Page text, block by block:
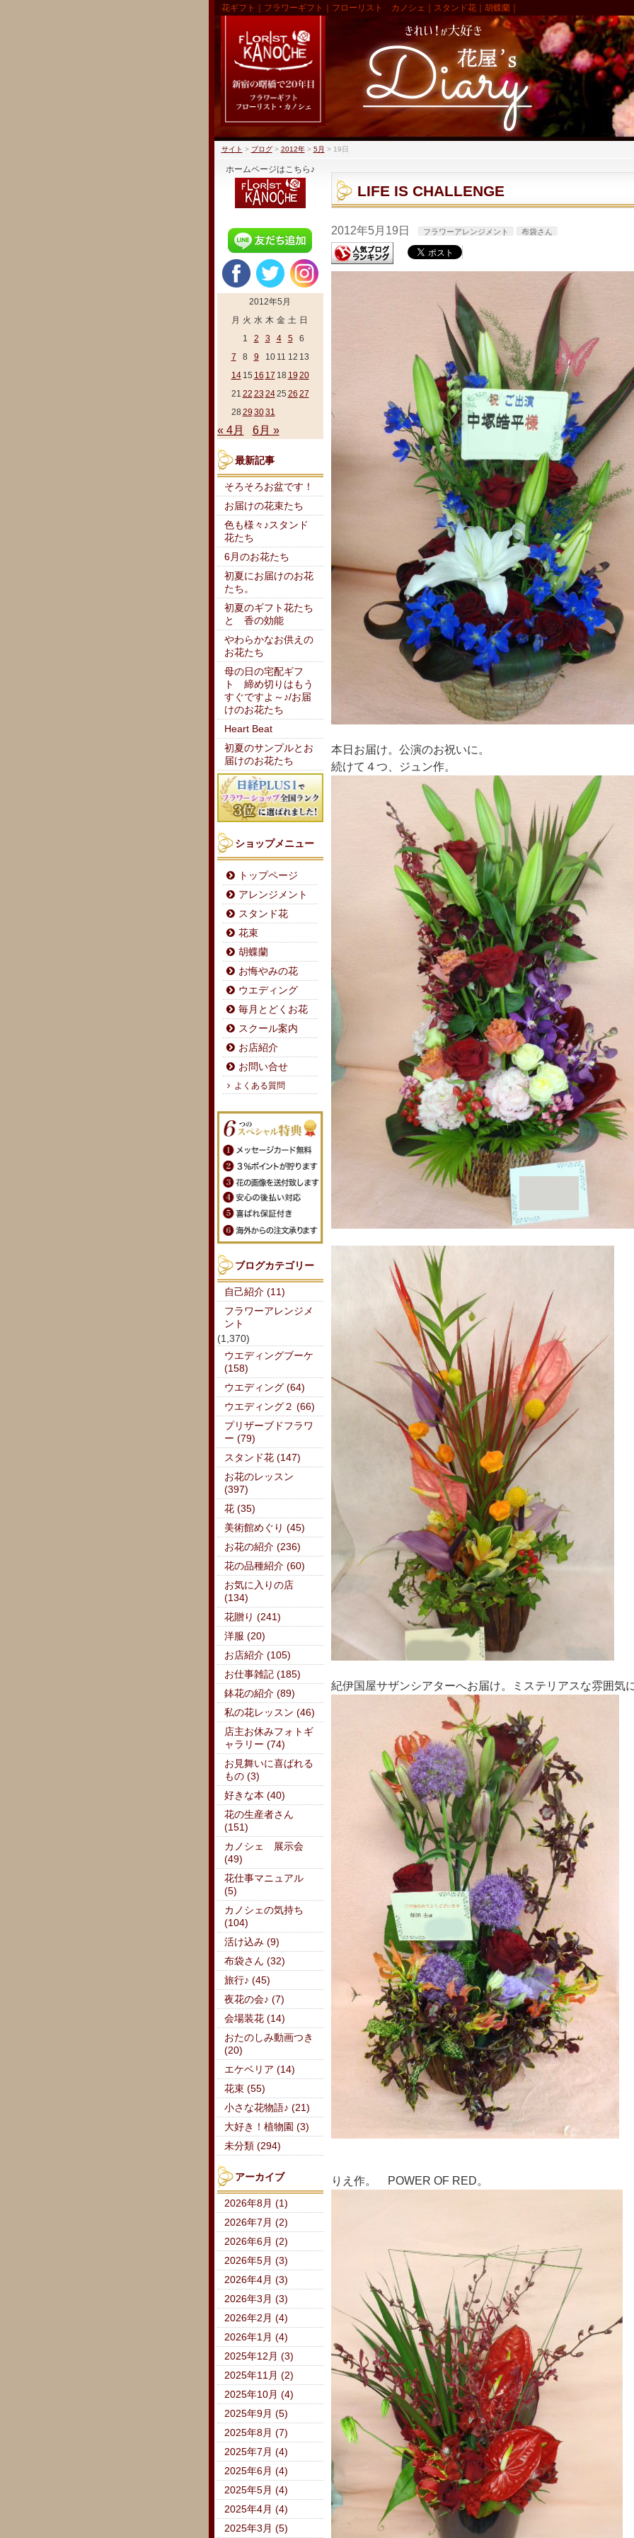
花ギフト｜フラワーギフト｜フローリスト カノシェ｜スタンド花｜胡蝶蘭｜
サイト > ブログ> 2012年> 5月 > 19日
LIFE IS CHALLENGE
2012年5月19日 フラワーアレンジメント 布袋さん
本日お届け。公演のお祝いに。
続けて４つ、ジュン作。
紀伊国屋サザンシアターへお届け。ミステリアスな雰囲気
りえ作。 POWER OF RED。
ホームページはこちら♪
2012年5月
月 火 水 木 金 土 日
1
2 3 4 5
6
7
8 9 10 11 12 13
14 15 16 17 18 19 20
21 22 23 2425 26 27
28 29 3031
« 4月 6月 »
最新記事
そろそろお盆です！
お届けの花束たち
色も様々♪スタンド
花たち
6月のお花たち
初夏にお届けのお花
たち。
初夏のギフト花たち
と 香の効能
やわらかなお供えの
お花たち
母の日の宅配ギフ
ト 締め切りはもう
すぐですよ～♪/お届
けのお花たち
Heart Beat
初夏のサンプルとお
届けのお花たち
ショップメニュー
トップページ
アレンジメント
スタンド花
花束
胡蝶蘭
お悔やみの花
ウエディング
毎月とどくお花
スクール案内
お店紹介
お問い合せ
よくある質問
ブログカテゴリー
自己紹介 (11)
フラワーアレンジメ
ント
(1,370)
ウエディングブーケ
(158)
ウエディング (64)
ウエディング２ (66)
プリザーブドフラワ
ー (79)
スタンド花 (147)
お花のレッスン
(397)
花 (35)
美術館めぐり (45)
お花の紹介 (236)
花の品種紹介 (60)
お気に入りの店
(134)
花贈り (241)
洋服 (20)
お店紹介 (105)
お仕事雑記 (185)
鉢花の紹介 (89)
私の花レッスン (46)
店主お休みフォトギ
ャラリー (74)
お見舞いに喜ばれる
もの (3)
好きな本 (40)
花の生産者さん
(151)
カノシェ 展示会
(49)
花仕事マニュアル
(5)
カノシェの気持ち
(104)
活け込み (9)
布袋さん (32)
旅行♪ (45)
夜花の会♪ (7)
会場装花 (14)
おたのしみ動画つき
(20)
エケベリア (14)
花束 (55)
小さな花物語♪ (21)
大好き！植物園 (3)
未分類 (294)
アーカイブ
2026年8月 (1)
2026年7月 (2)
2026年6月 (2)
2026年5月 (3)
2026年4月 (3)
2026年3月 (3)
2026年2月 (4)
2026年1月 (4)
2025年12月 (3)
2025年11月 (2)
2025年10月 (4)
2025年9月 (5)
2025年8月 (7)
2025年7月 (4)
2025年6月 (4)
2025年5月 (4)
2025年4月 (4)
2025年3月 (5)